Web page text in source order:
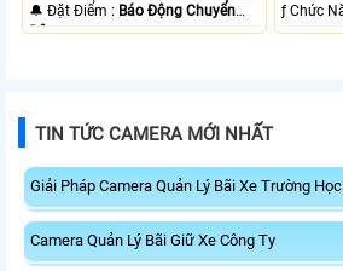
️🔔 Đặt Điểm : Báo Động Chuyển
Động.
TIN TỨC CAMERA MỚI NHẤT
Giải Pháp Camera Quản Lý Bãi Xe Trường Học
Camera Quản Lý Bãi Giữ Xe Công Ty